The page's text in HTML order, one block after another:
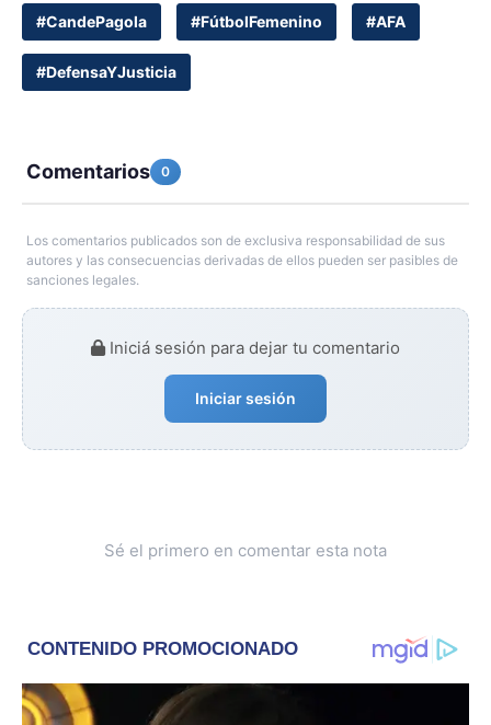
#CandePagola #FútbolFemenino #AFA
#DefensaYJusticia
Comentarios 0
Los comentarios publicados son de exclusiva responsabilidad de sus
autores y las consecuencias derivadas de ellos pueden ser pasibles de
sanciones legales.
Iniciá sesión para dejar tu comentario
Iniciar sesión
Sé el primero en comentar esta nota